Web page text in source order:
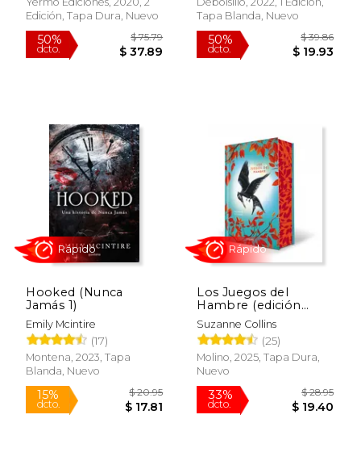
15%
dcto.
Rápido
50%
dcto.
Edición, Tapa Dura, Nuevo
Tapa Blanda, Nuevo
Hooked (Nunca
Jamás 1)
Emily Mcintire
(17)
Montena, 2023, Tapa
Blanda, Nuevo
Los Juegos del
Hambre (edición
especial)
Suzanne Collins
(25)
Molino, 2025, Tapa Dura,
Nuevo